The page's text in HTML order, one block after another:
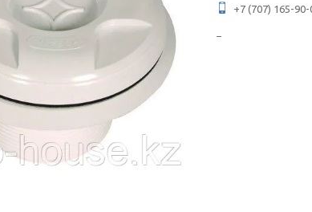
+7 (707) 165-90-